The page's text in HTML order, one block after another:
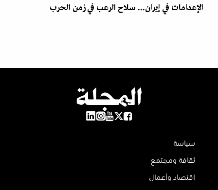
الإعدامات في إيران... سلاح الرعب في زمن الحرب
سياسة
ثقافة ومجتمع
اقتصاد وأعمال